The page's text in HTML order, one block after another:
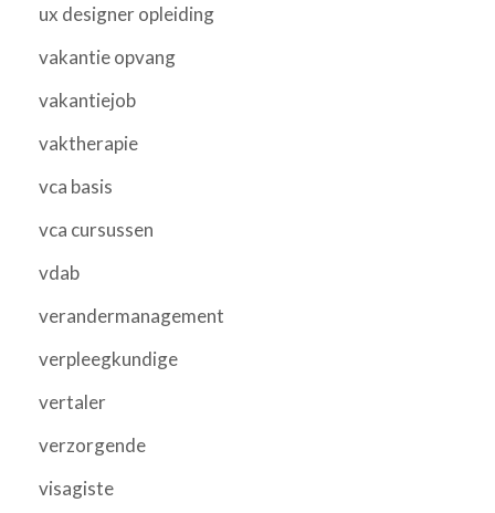
ux designer opleiding
vakantie opvang
vakantiejob
vaktherapie
vca basis
vca cursussen
vdab
verandermanagement
verpleegkundige
vertaler
verzorgende
visagiste